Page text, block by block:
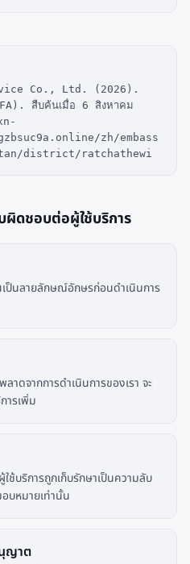
Co., Ltd. (2026).
สืบค้นเมื่อ 6 สิงหาคม
zh/embass
district/ratchathewi
ผิดชอบต่อผู้ใช้บริการ
เป็นลายลักษณ์อักษรก่อนดำเนินการ
าดจากการดำเนินการของเรา จะ
ารเพิ่ม
ช้บริการถูกเก็บรักษาเป็นความลับ
อบหมายเท่านั้น
ญาต